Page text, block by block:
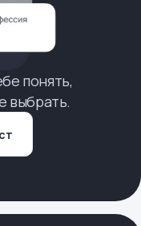
понять,
выбрать.